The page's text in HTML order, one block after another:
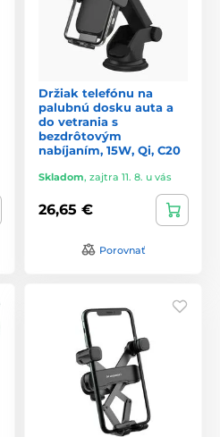
Držiak telefónu na
palubnú dosku auta a
do vetrania s
bezdrôtovým
nabíjaním, 15W, Qi, C20
Skladom, zajtra 11. 8. u vás
26,65 €
Porovnať